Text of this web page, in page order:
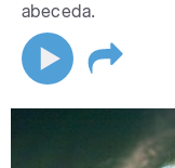
abeceda.